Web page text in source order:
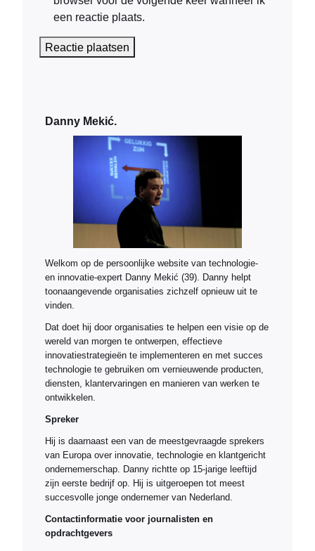
een reactie plaats.
Danny Mekić.
Welkom op de persoonlijke website van technologie-
en innovatie-expert Danny Mekić (39). Danny helpt
toonaangevende organisaties zichzelf opnieuw uit te
vinden.
Dat doet hij door organisaties te helpen een visie op de
wereld van morgen te ontwerpen, effectieve
innovatiestrategieën te implementeren en met succes
technologie te gebruiken om vernieuwende producten,
diensten, klantervaringen en manieren van werken te
ontwikkelen.
Spreker
Hij is daarnaast een van de meestgevraagde sprekers
van Europa over innovatie, technologie en klantgericht
ondernemerschap. Danny richtte op 15-jarige leeftijd
zijn eerste bedrijf op. Hij is uitgeroepen tot meest
succesvolle jonge ondernemer van Nederland.
Contactinformatie voor journalisten en
opdrachtgevers